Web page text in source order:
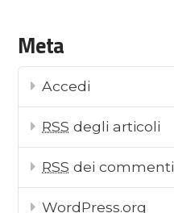
Meta
Accedi
RSS degli articoli
RSS dei commenti
WordPress.org